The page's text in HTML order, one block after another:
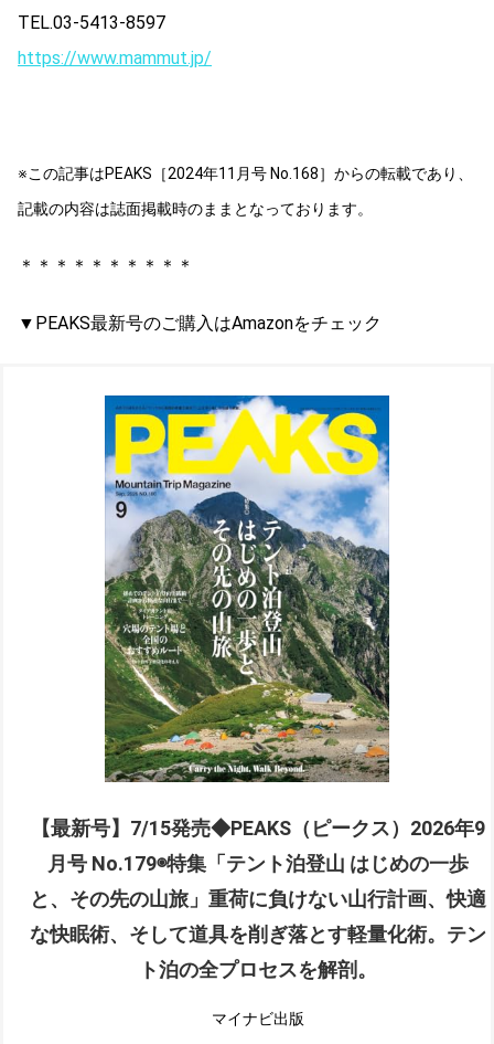
TEL.03-5413-8597
https://www.mammut.jp/
※この記事はPEAKS［2024年11月号 No.168］からの転載であり、
記載の内容は誌面掲載時のままとなっております。
＊＊＊＊＊＊＊＊＊＊
▼PEAKS最新号のご購入はAmazonをチェック
【最新号】7/15発売◆PEAKS（ピークス）2026年9
月号 No.179◉特集「テント泊登山 はじめの一歩
と、その先の山旅」重荷に負けない山行計画、快適
な快眠術、そして道具を削ぎ落とす軽量化術。テン
ト泊の全プロセスを解剖。
マイナビ出版